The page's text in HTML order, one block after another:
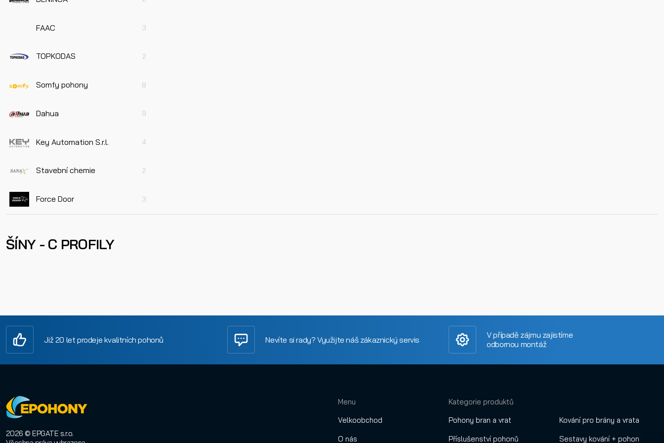
FAAC 3
TOPKODAS 2
Somfy pohony 8
Dahua 9
Key Automation S.r.l. 4
Stavební chemie 2
Force Door 3
ŠÍNY - C PROFILY
Již 20 let prodeje kvalitních pohonů Nevíte si rady? Využijte náš zákaznický servis
V případě zájmu zajistíme
odbornou montáž
2026 © EPGATE s.r.o.
Menu
Velkoobchod
O nás
Kategorie produktů
Pohony bran a vrat
Příslušenství pohonů
Kování pro brány a vrata
Sestavy kování + pohon